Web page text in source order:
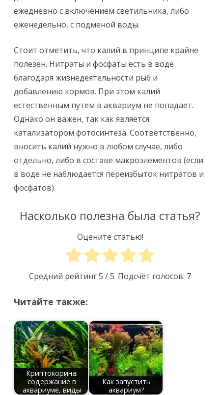
ежедневно с включением светильника, либо
еженедельно, с подменой воды.
Стоит отметить, что калий в принципе крайне
полезен. Нитраты и фосфаты есть в воде
благодаря жизнедеятельности рыб и
добавлению кормов. При этом калий
естественным путем в аквариум не попадает.
Однако он важен, так как является
катализатором фотосинтеза. Соответственно,
вносить калий нужно в любом случае, либо
отдельно, либо в составе макроэлементов (если
в воде не наблюдается переизбыток нитратов и
фосфатов).
Насколько полезна была статья?
Оцените статью!
Средний рейтинг5 / 5. Подсчёт голосов: 7
Читайте также:
Криптокорина:
содержание в
аквариуме, виды
Как запустить
аквариум?